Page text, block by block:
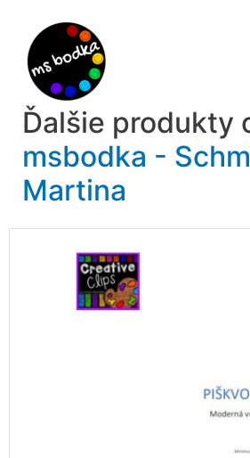
Ďalšie produkty
msbodka -
Martina